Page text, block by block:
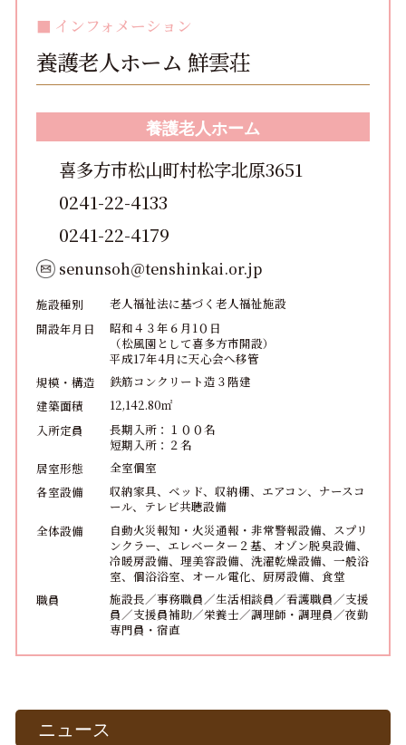
インフォメーション
養護老人ホーム 鮮雲荘
養護老人ホーム
喜多方市松山町村松字北原3651
0241-22-4133
0241-22-4179
senunsoh＠tenshinkai.or.jp
施設種別
老人福祉法に基づく老人福祉施設
開設年月日
昭和４３年６月1０日
（松風園として喜多方市開設）
平成17年4月に天心会へ移管
規模・構造
鉄筋コンクリート造３階建
建築面積
12,142.80㎡
入所定員
長期入所：１００名
短期入所：２名
居室形態
全室個室
各室設備
収納家具、ベッド、収納棚、エアコン、ナースコ
ール、テレビ共聴設備
全体設備
自動火災報知・火災通報・非常警報設備、スプリ
ンクラー、エレベーター２基、オゾン脱臭設備、
冷暖房設備、理美容設備、洗濯乾燥設備、一般浴
室、個浴浴室、オール電化、厨房設備、食堂
職員
施設長／事務職員／生活相談員／看護職員／支援
員／支援員補助／栄養士／調理師・調理員／夜勤
専門員・宿直
ニュース